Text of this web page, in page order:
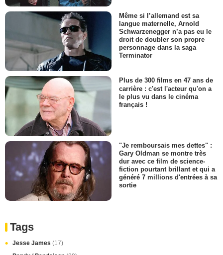
Même si l’allemand est sa
langue maternelle, Arnold
Schwarzenegger n’a pas eu le
droit de doubler son propre
personnage dans la saga
Terminator
Plus de 300 films en 47 ans de
carrière : c'est l'acteur qu'on a
le plus vu dans le cinéma
français !
"Je remboursais mes dettes" :
Gary Oldman se montre très
dur avec ce film de science-
fiction pourtant brillant et qui a
généré 7 millions d'entrées à sa
sortie
Tags
Jesse James (17)